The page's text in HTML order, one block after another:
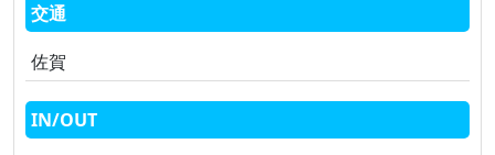
交通
佐賀
IN/OUT